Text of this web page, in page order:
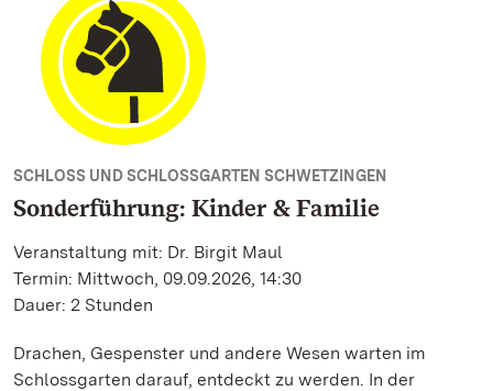
SCHLOSS UND SCHLOSSGARTEN SCHWETZINGEN
Sonderführung: Kinder & Familie
Veranstaltung mit: Dr. Birgit Maul
Termin: Mittwoch, 09.09.2026, 14:30
Dauer: 2 Stunden
Drachen, Gespenster und andere Wesen warten im
Schlossgarten darauf, entdeckt zu werden. In der